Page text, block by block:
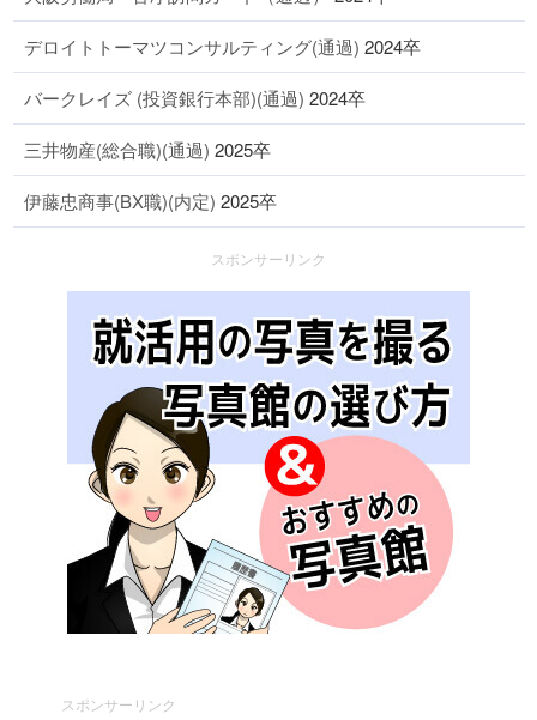
デロイトトーマツコンサルティング(通過) 2024卒
バークレイズ (投資銀行本部)(通過) 2024卒
三井物産(総合職)(通過) 2025卒
伊藤忠商事(BX職)(内定) 2025卒
スポンサーリンク
スポンサーリンク